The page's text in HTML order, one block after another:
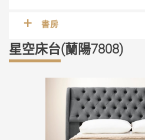
書房
星空床台(蘭陽7808)